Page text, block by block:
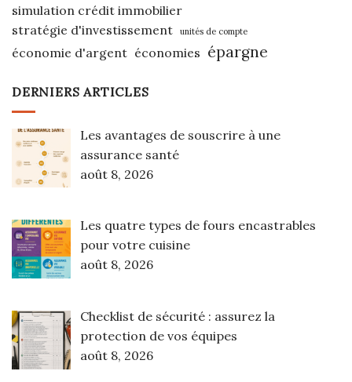
simulation crédit immobilier
stratégie d'investissement
unités de compte
économie d'argent économies épargne
DERNIERS ARTICLES
Les avantages de souscrire à une
assurance santé
août 8, 2026
Les quatre types de fours encastrables
pour votre cuisine
août 8, 2026
Checklist de sécurité : assurez la
protection de vos équipes
août 8, 2026